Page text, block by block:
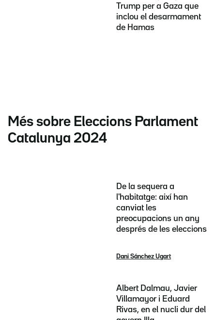
Trump per a Gaza que
inclou el desarmament
de Hamas
Més sobre Eleccions Parlament
Catalunya 2024
De la sequera a
l'habitatge: així han
canviat les
preocupacions un any
després de les eleccions
Dani Sánchez Ugart
Albert Dalmau, Javier
Villamayor i Eduard
Rivas, en el nucli dur del